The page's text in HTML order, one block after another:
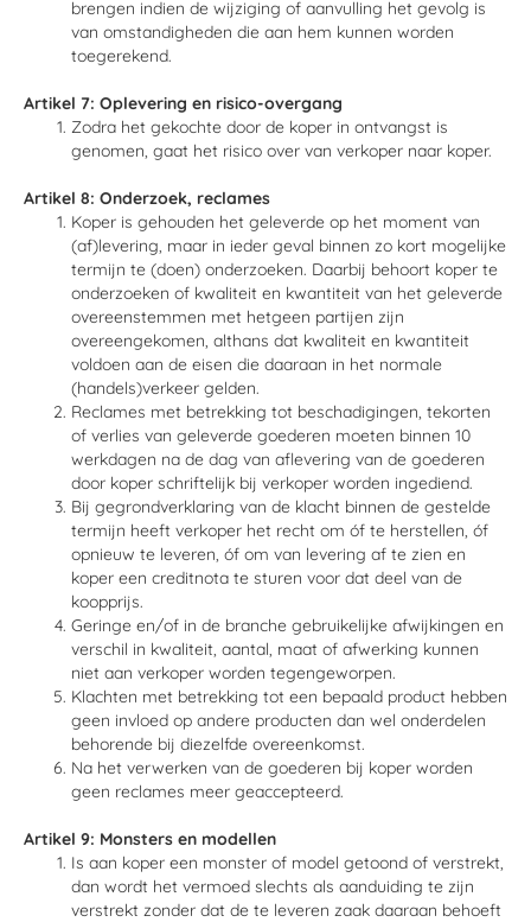
brengen indien de wijziging of aanvulling het gevolg is
van omstandigheden die aan hem kunnen worden
toegerekend.
Artikel 7: Oplevering en risico-overgang
Zodra het gekochte door de koper in ontvangst is
genomen, gaat het risico over van verkoper naar koper.
Artikel 8: Onderzoek, reclames
Koper is gehouden het geleverde op het moment van
(af)levering, maar in ieder geval binnen zo kort mogelijke
termijn te (doen) onderzoeken. Daarbij behoort koper te
onderzoeken of kwaliteit en kwantiteit van het geleverde
overeenstemmen met hetgeen partijen zijn
overeengekomen, althans dat kwaliteit en kwantiteit
voldoen aan de eisen die daaraan in het normale
(handels)verkeer gelden.
Reclames met betrekking tot beschadigingen, tekorten
of verlies van geleverde goederen moeten binnen 10
werkdagen na de dag van aflevering van de goederen
door koper schriftelijk bij verkoper worden ingediend.
Bij gegrondverklaring van de klacht binnen de gestelde
termijn heeft verkoper het recht om óf te herstellen, óf
opnieuw te leveren, óf om van levering af te zien en
koper een creditnota te sturen voor dat deel van de
koopprijs.
Geringe en/of in de branche gebruikelijke afwijkingen en
verschil in kwaliteit, aantal, maat of afwerking kunnen
niet aan verkoper worden tegengeworpen.
Klachten met betrekking tot een bepaald product hebben
geen invloed op andere producten dan wel onderdelen
behorende bij diezelfde overeenkomst.
Na het verwerken van de goederen bij koper worden
geen reclames meer geaccepteerd.
Artikel 9: Monsters en modellen
Is aan koper een monster of model getoond of verstrekt,
dan wordt het vermoed slechts als aanduiding te zijn
verstrekt zonder dat de te leveren zaak daaraan behoeft